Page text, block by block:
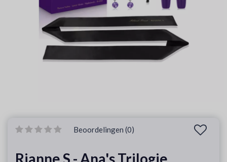
Beoordelingen (0)
Rianne S - Ana's Trilogie